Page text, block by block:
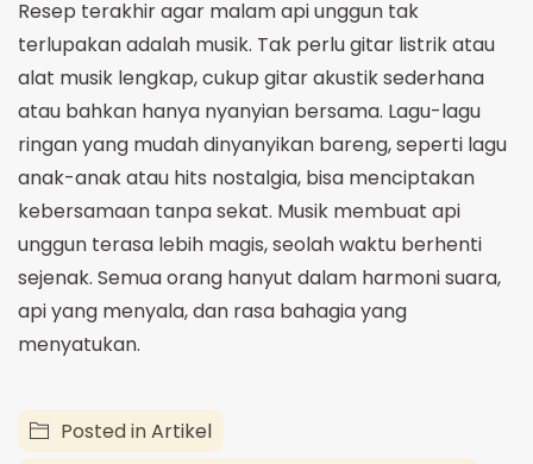
Resep terakhir agar malam api unggun tak
terlupakan adalah musik. Tak perlu gitar listrik atau
alat musik lengkap, cukup gitar akustik sederhana
atau bahkan hanya nyanyian bersama. Lagu-lagu
ringan yang mudah dinyanyikan bareng, seperti lagu
anak-anak atau hits nostalgia, bisa menciptakan
kebersamaan tanpa sekat. Musik membuat api
unggun terasa lebih magis, seolah waktu berhenti
sejenak. Semua orang hanyut dalam harmoni suara,
api yang menyala, dan rasa bahagia yang
menyatukan.
Posted inArtikel